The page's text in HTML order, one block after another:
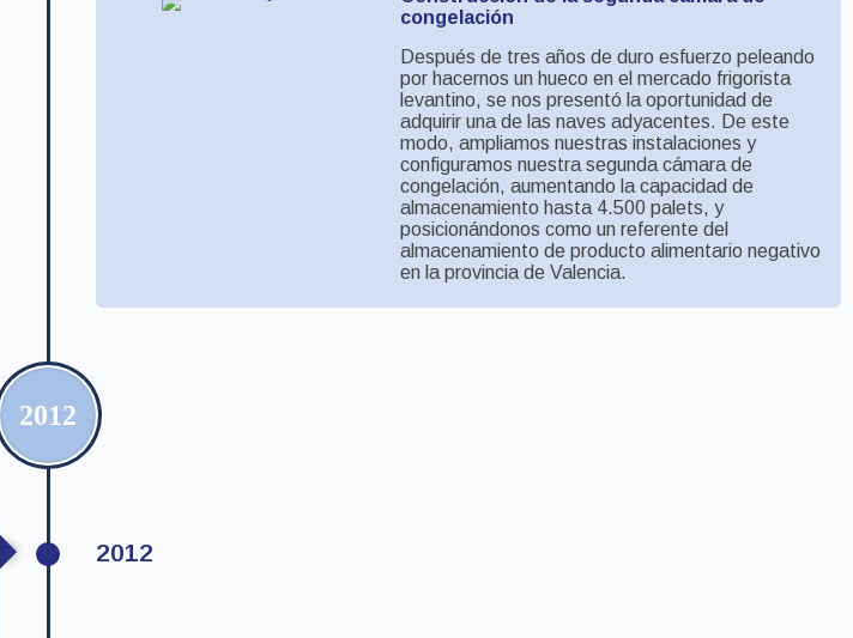
congelación
Después de tres años de duro esfuerzo peleando
por hacernos un hueco en el mercado frigorista
levantino, se nos presentó la oportunidad de
adquirir una de las naves adyacentes. De este
modo, ampliamos nuestras instalaciones y
configuramos nuestra segunda cámara de
congelación, aumentando la capacidad de
almacenamiento hasta 4.500 palets, y
posicionándonos como un referente del
almacenamiento de producto alimentario negativo
en la provincia de Valencia.
2012
2012